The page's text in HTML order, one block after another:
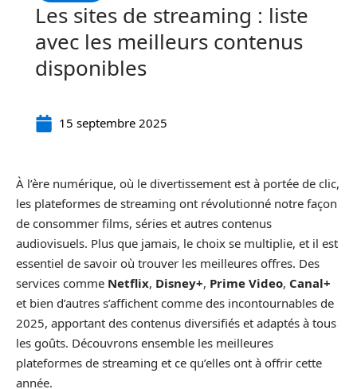
Les sites de streaming : liste
avec les meilleurs contenus
disponibles
15 septembre 2025
À l’ère numérique, où le divertissement est à portée de clic,
les plateformes de streaming ont révolutionné notre façon
de consommer films, séries et autres contenus
audiovisuels. Plus que jamais, le choix se multiplie, et il est
essentiel de savoir où trouver les meilleures offres. Des
services comme Netflix, Disney+, Prime Video, Canal+
et bien d’autres s’affichent comme des incontournables de
2025, apportant des contenus diversifiés et adaptés à tous
les goûts. Découvrons ensemble les meilleures
plateformes de streaming et ce qu’elles ont à offrir cette
année.